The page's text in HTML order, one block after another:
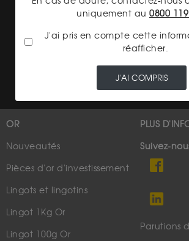
Conditions générales de
Conditions générales
Conditions générales
OR
Nouveautés
Pièces d'or d'investissement
Lingots et lingotins
Lingot 1Kg Or
Lingot 100g Or
PLUS
Suivez-
Parutions
uniquement au 0800
J'ai pris en compte cette
réafficher.
J'AI COMPRIS